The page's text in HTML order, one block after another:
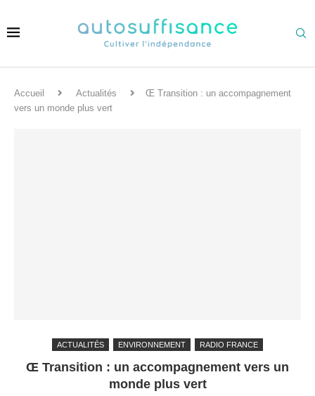
Accueil Actualités
Œ Transition : un accompagnement
vers un monde plus vert
ACTUALITÉS ENVIRONNEMENT RADIO FRANCE
Œ Transition : un accompagnement vers un
monde plus vert